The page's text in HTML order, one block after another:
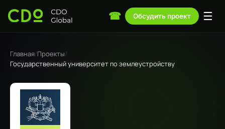
☎ Обсудить проект ☰
Главная/Проекты/
Государственный университет по землеустройству